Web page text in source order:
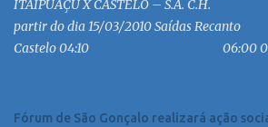
MC 18:30 MC 19:30 MC 20:30 MC 21:30 MC
MC 9:30 MC 10:30 MC 11:30 MC 12:30 MC
MC 16:30 MC 17:30 MC 18:30 MC 19:30 MC
ITAIPUAÇU X CASTELO – S.A. C.H.
partir do dia 15/03/2010 Saídas
Castelo 04:10 06:00
Fórum de São Gonçalo realizará ação